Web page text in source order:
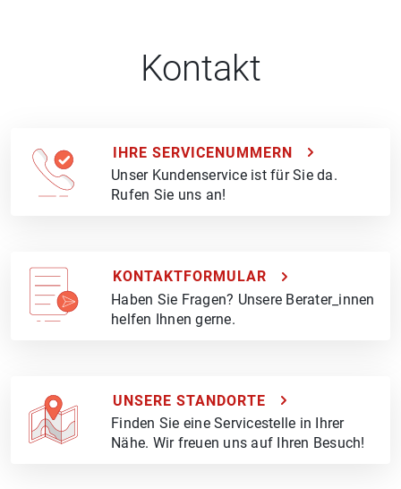
Kontakt
IHRE SERVICENUMMERN
Unser Kundenservice ist für Sie da.
Rufen Sie uns an!
KONTAKTFORMULAR
Haben Sie Fragen? Unsere Berater_innen
helfen Ihnen gerne.
UNSERE STANDORTE
Finden Sie eine Servicestelle in Ihrer
Nähe. Wir freuen uns auf Ihren Besuch!